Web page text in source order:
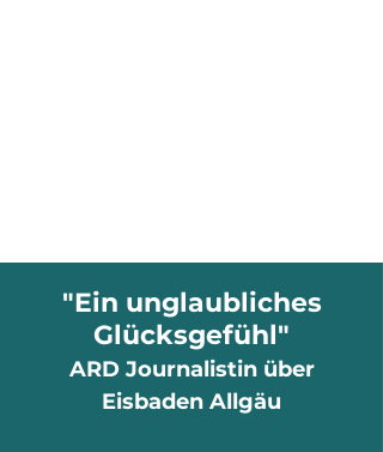
"Ein unglaubliches
Glücksgefühl"
ARD Journalistin über
Eisbaden Allgäu